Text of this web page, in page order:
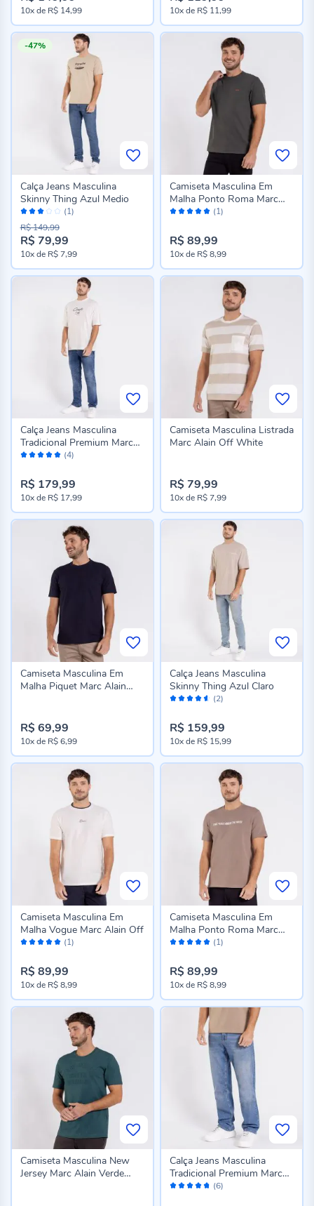
10xde R$ 14,99 10xde R$ 11,99
-47%
Avaliação:
60%
(1)
Calça Jeans Masculina
Skinny Thing Azul Medio
R$ 79,99
R$ 149,99
10xde R$ 7,99
Avaliação: (1)
Camiseta Masculina Em
Malha Ponto Roma Marc
Alain Verde Vd00352
R$ 89,99
10xde R$ 8,99
Avaliação: (4)
Calça Jeans Masculina
Tradicional Premium Marc
Alain Azul Medio
R$ 179,99
10xde R$ 17,99
Camiseta Masculina Listrada
Marc Alain Off White
R$ 79,99
10xde R$ 7,99
Camiseta Masculina Em
Malha Piquet Marc Alain
R$ 69,99
10xde R$ 6,99
Avaliação: (2)
Calça Jeans Masculina
Skinny Thing Azul Claro
R$ 159,99
10xde R$ 15,99
Avaliação: (1)
Camiseta Masculina Em
Malha Vogue Marc Alain Off
R$ 89,99
10xde R$ 8,99
Avaliação: (1)
Camiseta Masculina Em
Malha Ponto Roma Marc
Alain Marrom
R$ 89,99
10xde R$ 8,99
Camiseta Masculina New
Jersey Marc Alain Verde
Avaliação: (6)
Calça Jeans Masculina
Tradicional Premium Marc
Alain Azul Medio